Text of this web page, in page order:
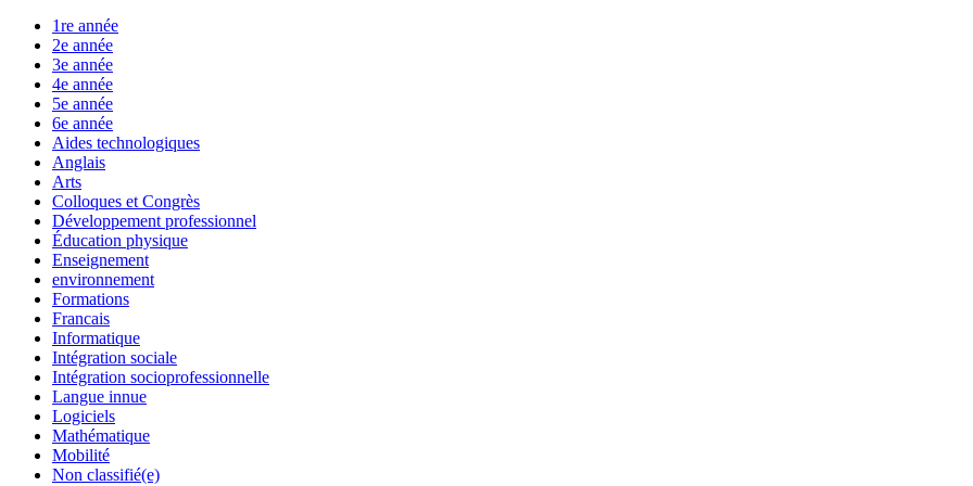
1re année
2e année
3e année
4e année
5e année
6e année
Aides technologiques
Anglais
Arts
Colloques et Congrès
Développement professionnel
Éducation physique
Enseignement
environnement
Formations
Francais
Informatique
Intégration sociale
Intégration socioprofessionnelle
Langue innue
Logiciels
Mathématique
Mobilité
Non classifié(e)